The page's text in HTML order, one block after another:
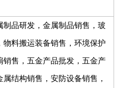
品研发，金属制品销售，玻
料搬运装备销售，环境保护
售，五金产品批发，五金产
结构销售，安防设备销售，